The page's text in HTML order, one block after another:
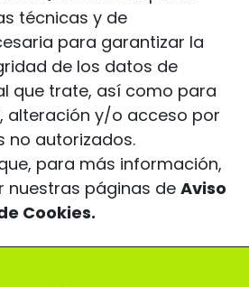
técnicas y de
para garantizar la
de los datos de
que trate, así como para
alteración y/o acceso por
no autorizados.
para más información,
nuestras páginas de Aviso
Cookies.